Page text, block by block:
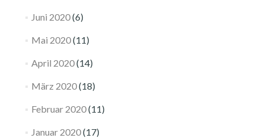
Juni 2020(6)
Mai 2020(11)
April 2020(14)
März 2020(18)
Februar 2020(11)
Januar 2020(17)